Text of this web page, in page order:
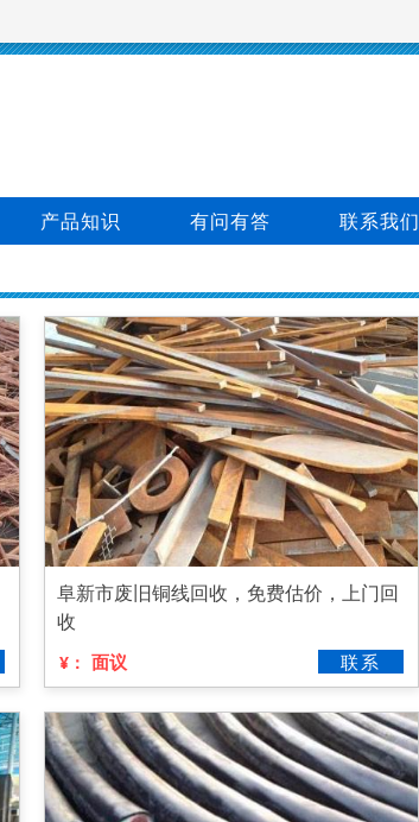
产品知识 有问有答 联系我们
阜新市废旧铜线回收，免费估价，上门回
收
¥： 面议 联系